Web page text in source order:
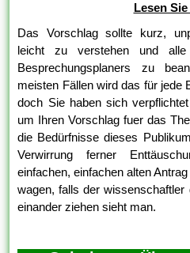
Lesen
Das Vorschlag sollte kurz,
leicht zu verstehen und alle
Besprechungsplaners zu
meisten Fällen wird das für jede
doch Sie haben sich
um Ihren Vorschlag fuer das
die Bedürfnisse dieses
Verwirrung ferner
einfachen, einfachen alten
wagen, falls der
einander ziehen sieht man.